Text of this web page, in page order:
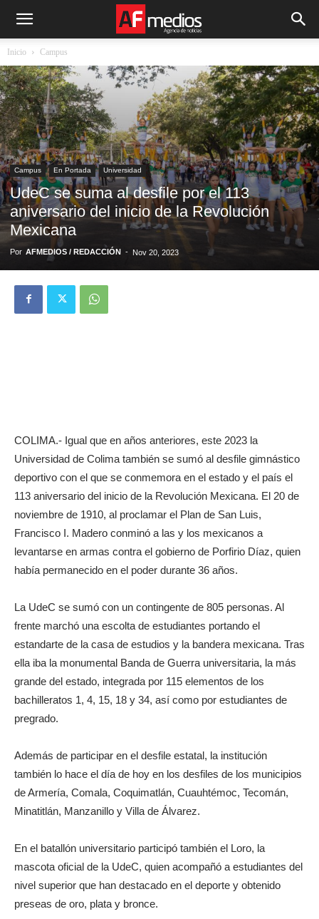
Inicio Campus
Campus En Portada Universidad
UdeC se suma al desfile por el 113
aniversario del inicio de la Revolución
Mexicana
Por AFMEDIOS / REDACCIÓN - Nov 20, 2023
COLIMA.- Igual que en años anteriores, este 2023 la
Universidad de Colima también se sumó al desfile gimnástico
deportivo con el que se conmemora en el estado y el país el
113 aniversario del inicio de la Revolución Mexicana. El 20 de
noviembre de 1910, al proclamar el Plan de San Luis,
Francisco I. Madero conminó a las y los mexicanos a
levantarse en armas contra el gobierno de Porfirio Díaz, quien
había permanecido en el poder durante 36 años.
La UdeC se sumó con un contingente de 805 personas. Al
frente marchó una escolta de estudiantes portando el
estandarte de la casa de estudios y la bandera mexicana. Tras
ella iba la monumental Banda de Guerra universitaria, la más
grande del estado, integrada por 115 elementos de los
bachilleratos 1, 4, 15, 18 y 34, así como por estudiantes de
pregrado.
Además de participar en el desfile estatal, la institución
también lo hace el día de hoy en los desfiles de los municipios
de Armería, Comala, Coquimatlán, Cuauhtémoc, Tecomán,
Minatitlán, Manzanillo y Villa de Álvarez.
En el batallón universitario participó también el Loro, la
mascota oficial de la UdeC, quien acompañó a estudiantes del
nivel superior que han destacado en el deporte y obtenido
preseas de oro, plata y bronce.